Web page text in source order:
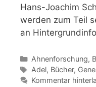
Hans-Joachim
werden zum Teil
an
Kategorien
Ahnenforschung,
Schlagwörter
Adel, Bücher,
Kommentar